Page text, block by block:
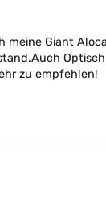
meine Giant
zu empfehlen!